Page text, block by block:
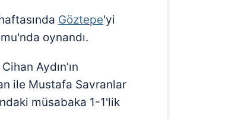
Göztepe'yi
oynandı.
Aydın'ın
ile Mustafa Savranlar
müsabaka 1-1'lik